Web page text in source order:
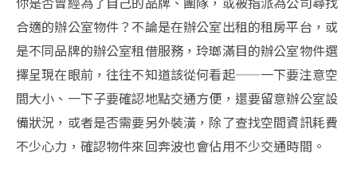
合適的辦公室物件？不論是在辦公室出租的租房平台，或
是不同品牌的辦公室租借服務，玲瑯滿目的辦公室物件選
擇呈現在眼前，往往不知道該從何看起——一下要注意空
間大小、一下子要確認地點交通方便，還要留意辦公室設
備狀況，或者是否需要另外裝潢，除了查找空間資訊耗費
不少心力，確認物件來回奔波也會佔用不少交通時間。